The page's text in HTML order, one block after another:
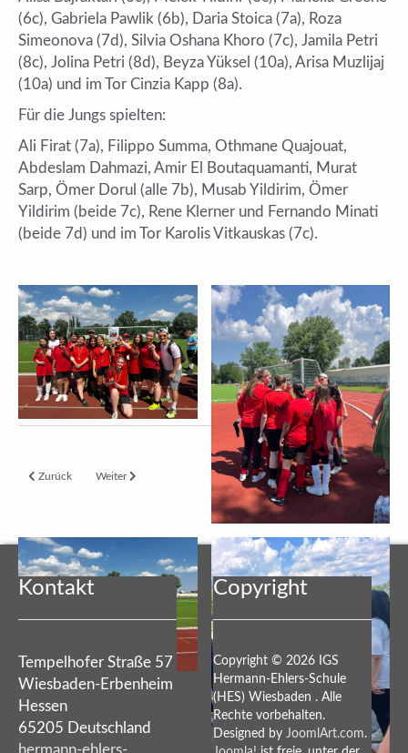
(6c), Gabriela Pawlik (6b), Daria Stoica (7a), Roza
Simeonova (7d), Silvia Oshana Khoro (7c), Jamila Petri
(8c), Jolina Petri (8d), Beyza Yüksel (10a), Arisa Muzlijaj
(10a) und im Tor Cinzia Kapp (8a).
Für die Jungs spielten:
Ali Firat (7a), Filippo Summa, Othmane Quajouat,
Abdeslam Dahmazi, Amir El Boutaquamanti, Murat
Sarp, Ömer Dorul (alle 7b), Musab Yildirim, Ömer
Yildirim (beide 7c), Rene Klerner und Fernando Minati
(beide 7d) und im Tor Karolis Vitkauskas (7c).
Vorheriger Beitrag: Bundesjugendspiele 2024
Zurück Nächster Beitrag: Das mobile Repair-Café der BUNDjugend*) an
Weiter
Kontakt
Tempelhofer Straße 57
Wiesbaden-Erbenheim
Hessen
65205 Deutschland
hermann-ehlers-
Copyright
Copyright © 2026 IGS
Hermann-Ehlers-Schule
(HES) Wiesbaden . Alle
Rechte vorbehalten.
Designed by JoomlArt.com.